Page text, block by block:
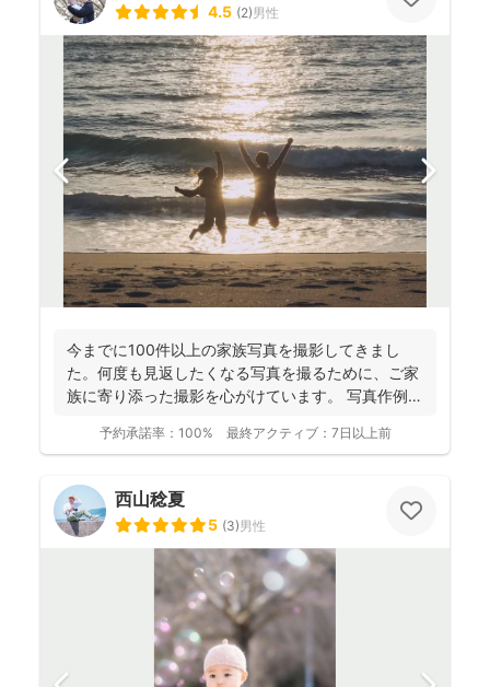
4.5 (2)男性
今までに100件以上の家族写真を撮影してきまし
た。何度も見返したくなる写真を撮るために、ご家
族に寄り添った撮影を心がけています。 写真作例は
予約承諾率： 100% 最終アクティブ： 7日以上前
西山稔夏
5 (3)男性